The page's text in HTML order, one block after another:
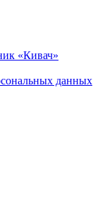
«Кивач»
данных